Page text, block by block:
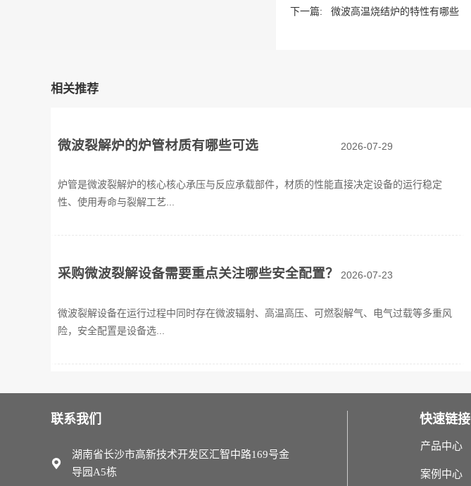
下一篇:
微波高温烧结炉的特性有哪些
相关推荐
微波裂解炉的炉管材质有哪些可选
炉管是微波裂解炉的核心核心承压与反应承载部件，材质的性能直接决定设备的运行稳定
性、使用寿命与裂解工艺...
2026-07-29
采购微波裂解设备需要重点关注哪些安全配置？
微波裂解设备在运行过程中同时存在微波辐射、高温高压、可燃裂解气、电气过载等多重风
险，安全配置是设备选...
2026-07-23
联系我们
湖南省长沙市高新技术开发区汇智中路169号金
导园A5栋
快速链接
产品中心
案例中心